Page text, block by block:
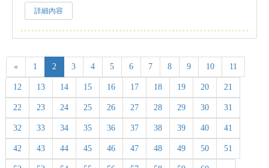
詳細內容
« 1 2 3 4 5 6 7 8 9 10 11
12 13 14 15 16 17 18 19 20 21
22 23 24 25 26 27 28 29 30 31
32 33 34 35 36 37 38 39 40 41
42 43 44 45 46 47 48 49 50 51